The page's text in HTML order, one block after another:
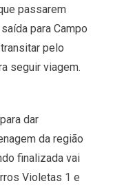
passarem
para Campo
pelo
seguir viagem.
dar
da região
finalizada vai
Violetas 1 e